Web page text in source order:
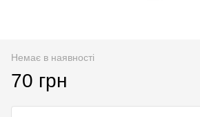
Немає в наявності
70 грн